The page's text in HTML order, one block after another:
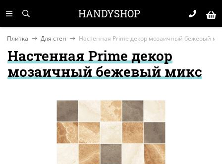
HANDYSHOP
Плитка Для стен Настенная Prime декор мозаичный бежевый
Настенная Prime декор
мозаичный бежевый микс